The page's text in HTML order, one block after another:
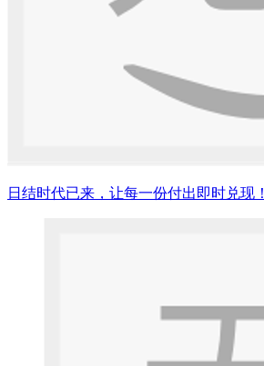
日结时代已来，让每一份付出即时兑现！